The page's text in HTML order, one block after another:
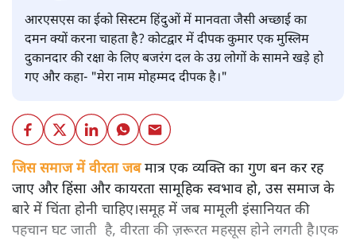
आरएसएस का ईको सिस्टम हिंदुओं में मानवता जैसी अच्छाई का
दमन क्यों करना चाहता है? कोटद्वार में दीपक कुमार एक मुस्लिम
दुकानदार की रक्षा के लिए बजरंग दल के उग्र लोगों के सामने खड़े हो
गए और कहा- "मेरा नाम मोहम्मद दीपक है।"
जिस समाज में वीरता जबमात्र एक व्यक्ति का गुण बन कर रह
जाए और हिंसा और कायरता सामूहिक स्वभाव हो, उस समाज के
बारे में चिंता होनी चाहिए।समूह में जब मामूली इंसानियत की
पहचान घट जाती है, वीरता की ज़रूरत महसूस होने लगती है।एक